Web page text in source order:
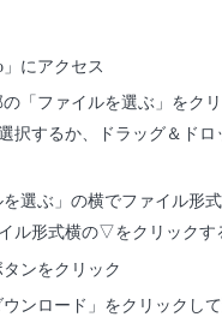
」にアクセス
「ファイルを選ぶ」をク
択するか、ドラッグ＆ドロ
を選ぶ」の横でファイル形式
ル形式横の▽をクリックす
タンをクリック
ンロード」をクリックし